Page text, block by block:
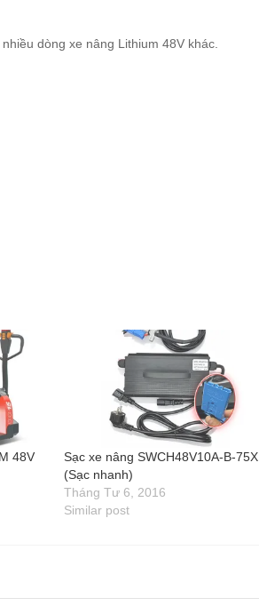
dòng xe nâng Lithium 48V khác.
48V
Sạc xe nâng SWCH48V10A-B-75X
(Sạc nhanh)
Tháng Tư 6, 2016
Similar post